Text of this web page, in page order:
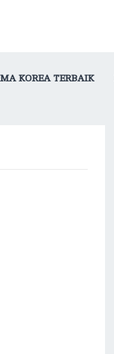
KOREA TERBAIK